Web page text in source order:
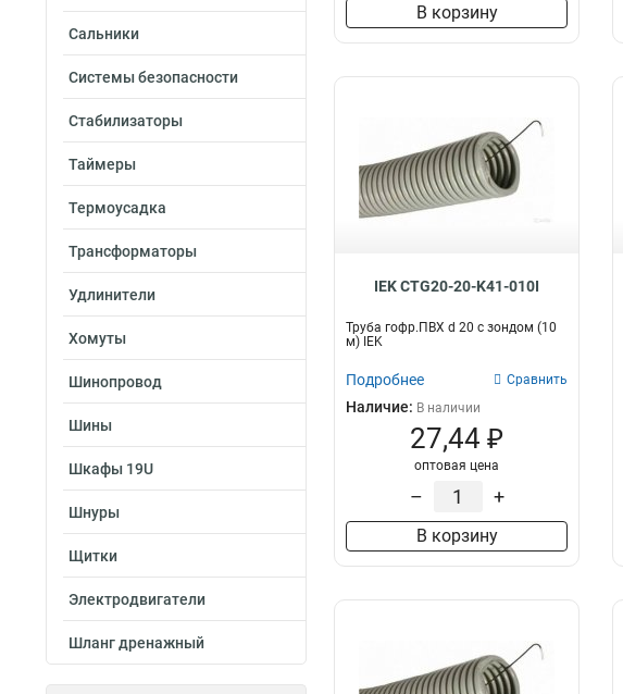
Сальники
Системы безопасности
Стабилизаторы
Таймеры
Термоусадка
Трансформаторы
Удлинители
Хомуты
Шинопровод
Шины
Шкафы 19U
Шнуры
Щитки
Электродвигатели
Шланг дренажный
В корзину
IEK CTG20-20-K41-010I
Труба гофр.ПВХ d 20 с зондом (10
м) IEK
Подробнее Сравнить
Наличие: В наличии
27,44 ₽
оптовая цена
– +
В корзину